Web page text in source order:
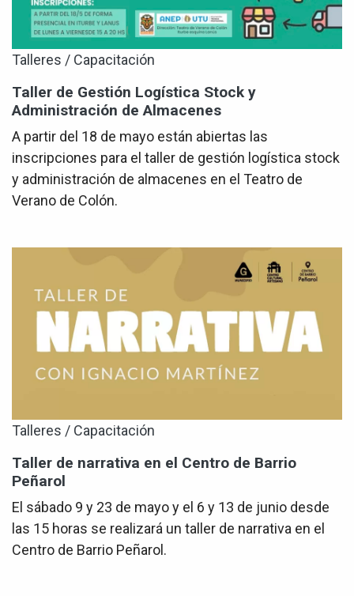
Talleres / Capacitación
Taller de Gestión Logística Stock y
Administración de Almacenes
A partir del 18 de mayo están abiertas las
inscripciones para el taller de gestión logística stock
y administración de almacenes en el Teatro de
Verano de Colón.
Talleres / Capacitación
Taller de narrativa en el Centro de Barrio
Peñarol
El sábado 9 y 23 de mayo y el 6 y 13 de junio desde
las 15 horas se realizará un taller de narrativa en el
Centro de Barrio Peñarol.